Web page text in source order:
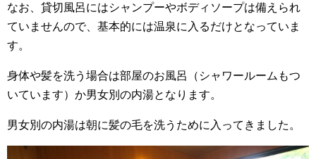
なお、貸切風呂にはシャンプーやボディソープは備えられ
ていませんので、基本的には温泉に入るだけとなっていま
す。
身体や髪を洗う場合は部屋のお風呂（シャワールームもつ
いています）か男女別の内湯となります。
男女別の内湯は朝に髪の毛を洗うために入ってきました。